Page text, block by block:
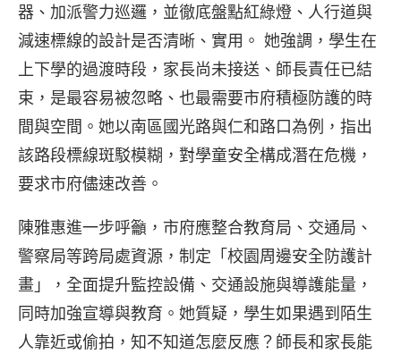
器、加派警力巡邏，並徹底盤點紅綠燈、人行道與
減速標線的設計是否清晰、實用。 她強調，學生在
上下學的過渡時段，家長尚未接送、師長責任已結
束，是最容易被忽略、也最需要市府積極防護的時
間與空間。她以南區國光路與仁和路口為例，指出
該路段標線斑駁模糊，對學童安全構成潛在危機，
要求市府儘速改善。
陳雅惠進一步呼籲，市府應整合教育局、交通局、
警察局等跨局處資源，制定「校園周邊安全防護計
畫」，全面提升監控設備、交通設施與導護能量，
同時加強宣導與教育。她質疑，學生如果遇到陌生
人靠近或偷拍，知不知道怎麼反應？師長和家長能